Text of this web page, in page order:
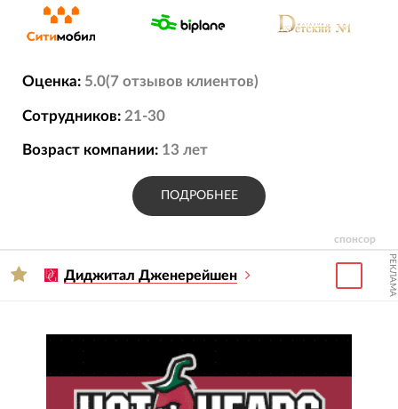
спонсор
Оценка: 5.0(7 отзывов клиентов)
Сотрудников: 21-30
Возраст компании: 13 лет
ПОДРОБНЕЕ
Диджитал Дженерейшен РЕКЛАМА